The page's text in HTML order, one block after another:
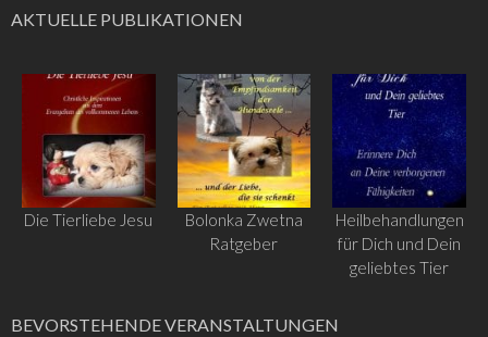
AKTUELLE PUBLIKATIONEN
Die Tierliebe Jesu
Bolonka Zwetna
Ratgeber
Heilbehandlungen
für Dich und Dein
geliebtes Tier
BEVORSTEHENDE VERANSTALTUNGEN